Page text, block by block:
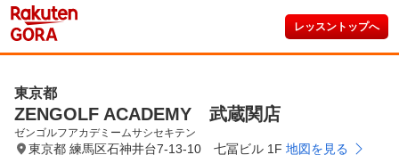
レッスントップへ
東京都
ZENGOLF ACADEMY 武蔵関店
ゼンゴルフアカデミームサシセキテン
東京都 練馬区石神井台7-13-10 七冨ビル 1F 地図を見る